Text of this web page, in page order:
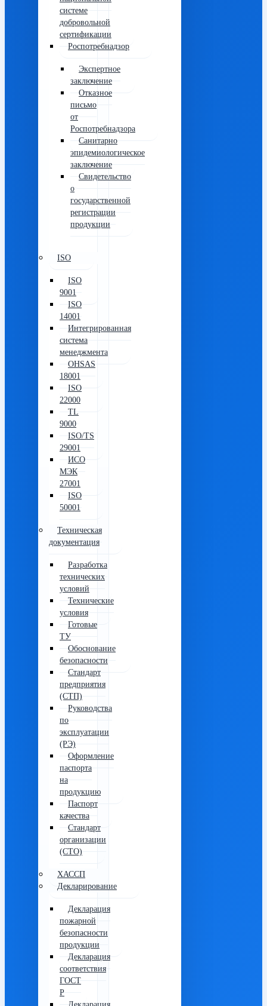
системе
добровольной
сертификации
Роспотребнадзор
Экспертное
заключение
Отказное
письмо
от
Роспотребнадзора
Санитарно
эпидемиологическое
заключение
Свидетельство
о
государственной
регистрации
продукции
ISO
ISO
9001
ISO
14001
Интегрированная
система
менеджмента
OHSAS
18001
ISO
22000
TL
9000
ISO/TS
29001
ИСО
МЭК
27001
ISO
50001
Техническая
документация
Разработка
технических
условий
Технические
условия
Готовые
ТУ
Обоснование
безопасности
Стандарт
предприятия
(СТП)
Руководства
по
эксплуатации
(РЭ)
Оформление
паспорта
на
продукцию
Паспорт
качества
Стандарт
организации
(СТО)
ХАССП
Декларирование
Декларация
пожарной
безопасности
продукции
Декларация
соответствия
ГОСТ
Р